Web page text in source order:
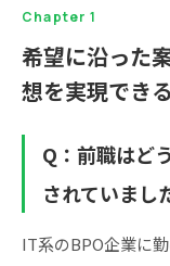
Chapter 1
希望に沿った
想を実現でき
Q：前職はど
されていまし
IT系のBPO企業に